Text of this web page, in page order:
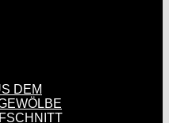
DEM